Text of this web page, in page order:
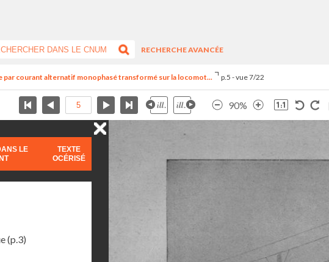
RECHERCHE AVANCÉE
courant alternatif monophasé transformé sur la locomot... p.5 - vue 7/22
90%
LE
TEXTE
OCÉRISÉ
(p.3)